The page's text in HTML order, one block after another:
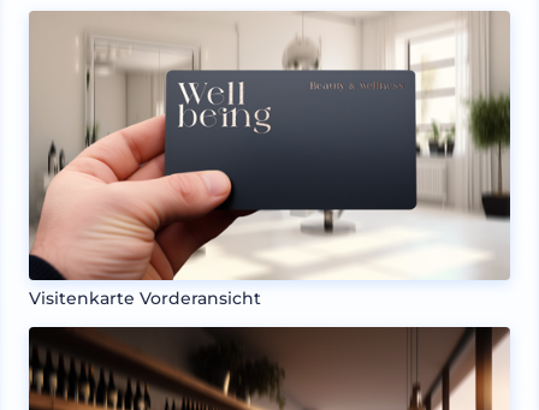
Visitenkarte Vorderansicht